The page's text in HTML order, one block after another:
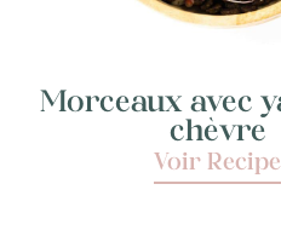
Morceaux avec
chèvre
Voir Recipe